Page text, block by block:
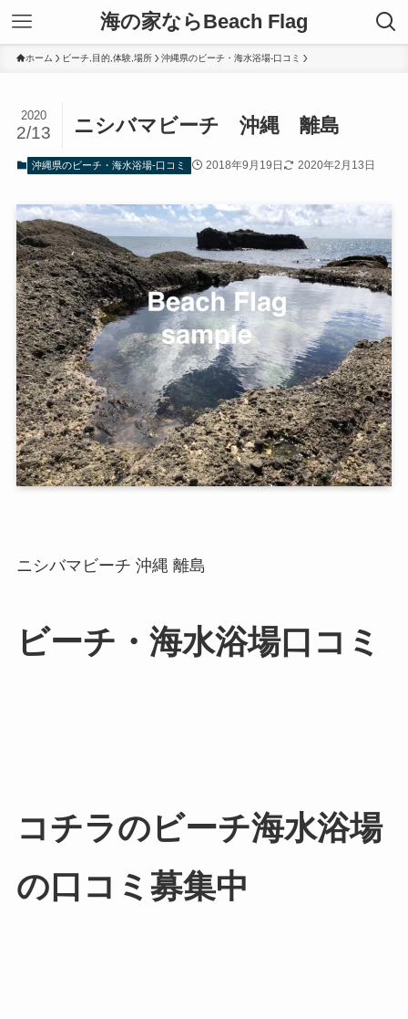
海の家ならBeach Flag
ホーム ビーチ,目的,体験,場所 沖縄県のビーチ・海水浴場-口コミ
ニシバマビーチ 沖縄 離島
2020
2/13
沖縄県のビーチ・海水浴場-口コミ 2018年9月19日 2020年2月13日
ニシバマビーチ 沖縄 離島
ビーチ・海水浴場口コミ
コチラのビーチ海水浴場
の口コミ募集中